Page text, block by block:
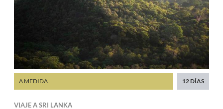
VIAJE ASRI LANKA
A MEDIDA 12 DÍAS